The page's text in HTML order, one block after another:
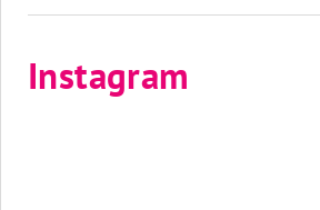
Instagram